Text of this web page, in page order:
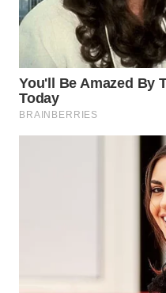
WAHANANEWS
NET
WAHANA
SPORT